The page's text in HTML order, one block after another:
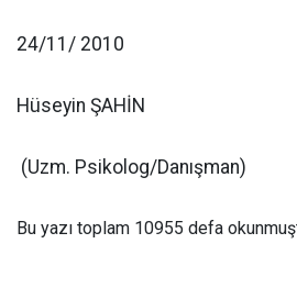
24/11/ 2010
Hüseyin ŞAHİN
(Uzm. Psikolog/Danışman)
Bu yazı toplam 10955 defa